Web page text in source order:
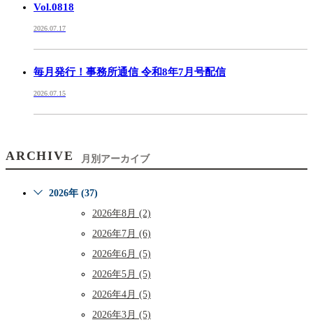
Vol.0818
2026.07.17
毎月発行！事務所通信 令和8年7月号配信
2026.07.15
ARCHIVE 月別アーカイブ
2026年 (37)
2026年8月 (2)
2026年7月 (6)
2026年6月 (5)
2026年5月 (5)
2026年4月 (5)
2026年3月 (5)